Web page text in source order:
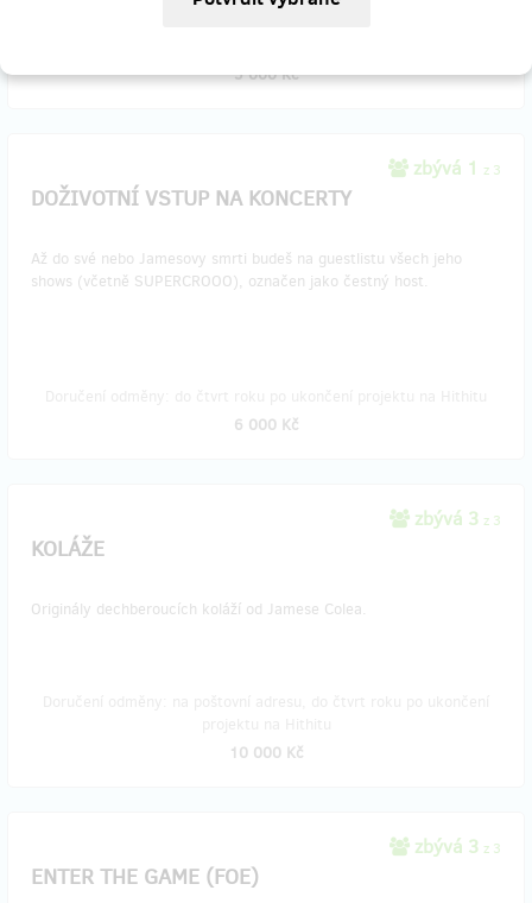
5 000 Kč
zbývá 1 z 3
DOŽIVOTNÍ VSTUP NA KONCERTY
Až do své nebo Jamesovy smrti budeš na guestlistu všech jeho
shows (včetně SUPERCROOO), označen jako čestný host.
6 000 Kč
zbývá 3 z 3
KOLÁŽE
Originály dechberoucích koláží od Jamese Colea.
10 000 Kč
zbývá 3 z 3
ENTER THE GAME (FOE)